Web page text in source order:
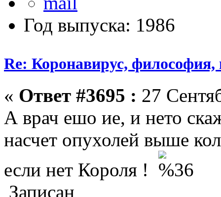
Год выпуска: 1986
Re: Коронавирус, философия,
« Ответ #3695 : 27
А врач ешо ие, и нето
насчет опухолей выше
если нет Короля !
Записан